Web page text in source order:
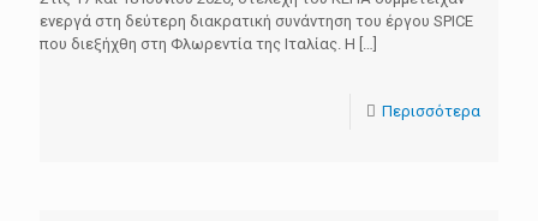
ενεργά στη δεύτερη διακρατική συνάντηση του έργου SPICE
που διεξήχθη στη Φλωρεντία της Ιταλίας. Η […]
Περισσότερα